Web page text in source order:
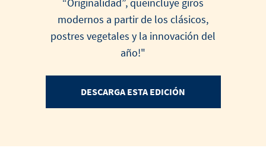
modernos a partir de los clásicos,
postres vegetales y la innovación del
año!"
DESCARGA ESTA EDICIÓN